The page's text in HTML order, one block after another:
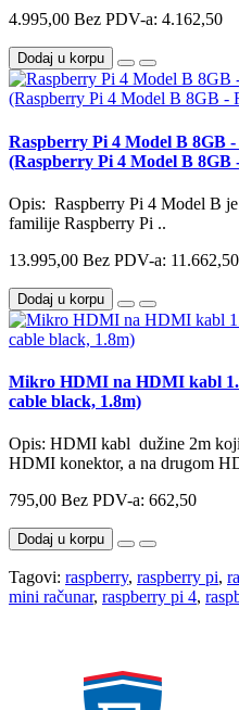
4.995,00 Bez PDV-a: 4.162,50
Dodaj u korpu
Raspberry Pi 4 Model B 8GB
(Raspberry Pi 4 Model B 8GB
Opis: Raspberry Pi 4 Model B
familije Raspberry Pi ..
13.995,00 Bez PDV-a: 11.662,50
Dodaj u korpu
Mikro HDMI na HDMI kabl
cable black, 1.8m)
Opis: HDMI kabl dužine 2m
HDMI konektor, a na drugom
795,00 Bez PDV-a: 662,50
Dodaj u korpu
Tagovi: raspberry, raspberry pi,
mini računar, raspberry pi 4,